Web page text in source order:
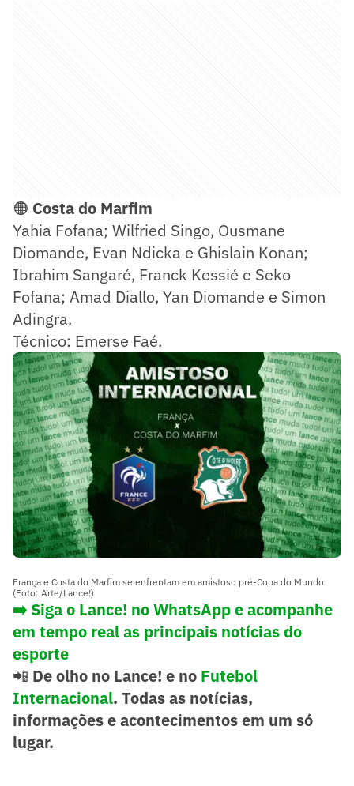
🟠 Costa do Marfim
Yahia Fofana; Wilfried Singo, Ousmane
Diomande, Evan Ndicka e Ghislain Konan;
Ibrahim Sangaré, Franck Kessié e Seko
Fofana; Amad Diallo, Yan Diomande e Simon
Adingra.
Técnico: Emerse Faé.
França e Costa do Marfim se enfrentam em amistoso pré-Copa do Mundo
(Foto: Arte/Lance!)
➡️ Siga o Lance! no WhatsApp e acompanhe
em tempo real as principais notícias do
esporte
📲 De olho no Lance! e no Futebol
Internacional. Todas as notícias,
informações e acontecimentos em um só
lugar.